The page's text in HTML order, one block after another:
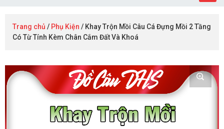
Trang chủ / Phụ Kiện / Khay Trộn Mồi Câu Cá Đựng Mồi 2 Tầng
Có Từ Tính Kèm Chân Cắm Đất Và Khoá